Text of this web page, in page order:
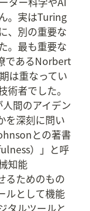
。実はTuring
、別の重要な
。最も重要な
であるNorbert
は重なってい
術者でした。
間のアイデン
を深刻に問い
との著書
）」と呼
知能
るためのもの
ルとして機能
タルツールと